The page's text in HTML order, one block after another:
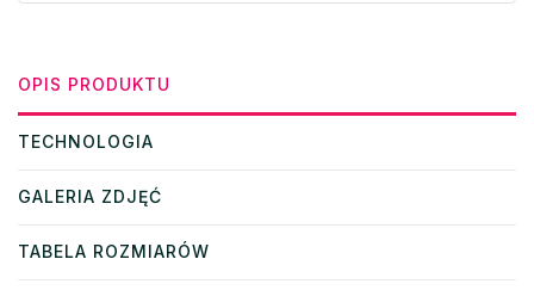
OPIS PRODUKTU
TECHNOLOGIA
GALERIA ZDJĘĆ
TABELA ROZMIARÓW